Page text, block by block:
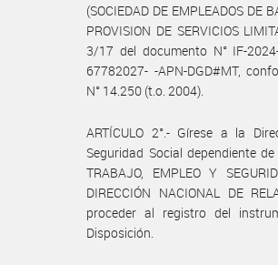
(SOCIEDAD DE EMPLEADOS DE
PROVISION DE SERVICIOS
3/17 del documento N° IF-
67782027- -APN-DGD#MT,
N° 14.250 (t.o. 2004).
ARTÍCULO 2°.- Gírese a la
Seguridad Social dependiente de
TRABAJO, EMPLEO Y
DIRECCIÓN NACIONAL DE
proceder al registro del
Disposición.